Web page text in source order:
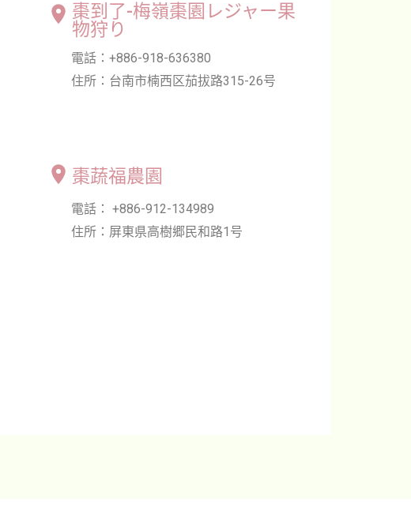
棗到了-梅嶺棗園レジャー果
物狩り
電話：+886-918-636380
住所：台南市楠西区茄拔路315-26号
棗蔬福農園
電話： +886-912-134989
住所：屏東県高樹郷民和路1号